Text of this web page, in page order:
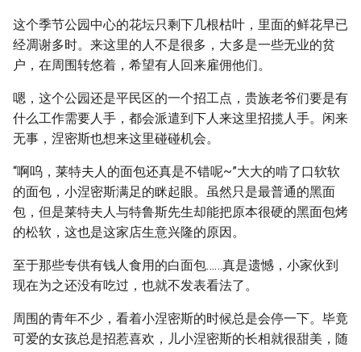
这个季节公园中心的花坛只剩下几根枯叶，里面的鲜花早已
经凋谢多时。来这里的人不是很多，大多是一些无业的贫
户，在周围转悠着，希望有人回来雇佣他们。
嗯，这个公园还是平民区的一个招工点，贵族老爷们要是有
什么工作需要人手，都会派遣到下人来这里招揽人手。闲来
无事，涅密斯也想来这里碰碰机会。
“啊呜，莱特夫人的面包还真是不错呢~”大大的啃了口软软
的面包，小涅密斯满足的眯起眼。虽然只是最普通的黑面
包，但是莱特夫人与特鲁斯先生却能把原本很硬的黑面包烤
的松软，这也是这家店生意兴隆的原因。
至于那些专供有钱人食用的白面包……真是遗憾，小家伙到
现在为之还没有吃过，也就不发表看法了。
周围的青年不少，看着小涅密斯的时候总是会停一下。毕竟
可爱的女孩总是招惹喜欢，儿小涅密斯的长相就很甜美，随